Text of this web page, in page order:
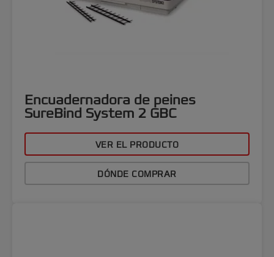
Encuadernadora de peines
SureBind System 2 GBC
VER EL PRODUCTO
DÓNDE COMPRAR